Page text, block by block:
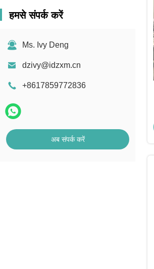
हमसे संपर्क करें
Ms. Ivy Deng
dzivy@idzxm.cn
+8617859772836
अब संपर्क करें